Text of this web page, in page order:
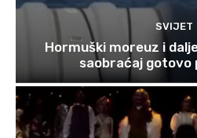
SVIJET
Hormuški moreuz i
saobraćaj gotovo